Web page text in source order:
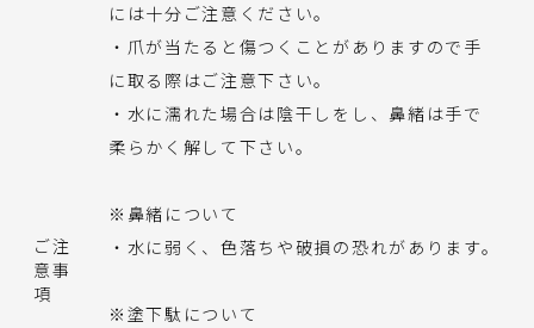
ご注
意事
項
には十分ご注意ください。
・爪が当たると傷つくことがありますので手
に取る際はご注意下さい。
・水に濡れた場合は陰干しをし、鼻緒は手で
柔らかく解して下さい。
※鼻緒について
・水に弱く、色落ちや破損の恐れがあります。
※塗下駄について